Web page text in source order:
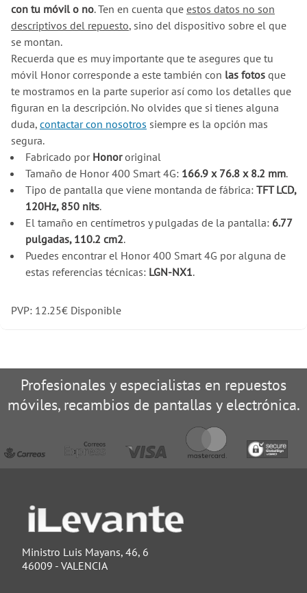
con tu móvil o no. Ten en cuenta que estos datos no son
descriptivos del repuesto, sino del dispositivo sobre el que
se montan.
Recuerda que es muy importante que te asegures que tu
móvil Honor corresponde a este también con las fotos que
te mostramos en la parte superior así como los detalles que
figuran en la descripción. No olvides que si tienes alguna
duda, contactar con nosotros siempre es la opción mas
segura.
Fabricado por Honororiginal
Tamaño de Honor 400 Smart 4G: 166.9 x 76.8 x 8.2 mm.
Tipo de pantalla que viene montanda de fábrica: TFT LCD,
120Hz, 850 nits.
El tamaño en centímetros y pulgadas de la pantalla: 6.77
pulgadas, 110.2 cm2.
Puedes encontrar el Honor 400 Smart 4G por alguna de
estas referencias técnicas: LGN-NX1.
PVP: 12.25€ Disponible
Profesionales y especialistas en repuestos
móviles, recambios de pantallas y electrónica.
Ministro Luis Mayans, 46, 6
46009 - VALENCIA